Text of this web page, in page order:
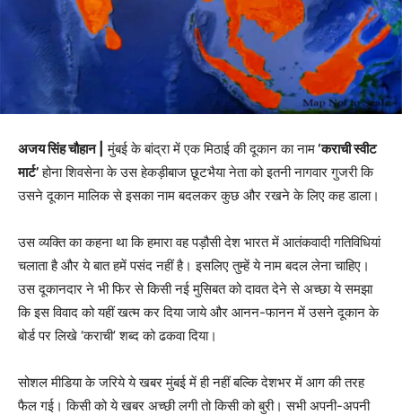
अजय सिंह चौहान | मुंबई के बांद्रा में एक मिठाई की दूकान का नाम‘कराची स्वीट
मार्ट’होना शिवसेना के उस हेकड़ीबाज छूटभैया नेता को इतनी नागवार गुजरी कि
उसने दूकान मालिक से इसका नाम बदलकर कुछ और रखने के लिए कह डाला।
उस व्यक्ति का कहना था कि हमारा वह पड़ौसी देश भारत में आतंकवादी गतिविधियां
चलाता है और ये बात हमें पसंद नहीं है। इसलिए तुम्हें ये नाम बदल लेना चाहिए।
उस दूकानदार ने भी फिर से किसी नई मुसिबत को दावत देने से अच्छा ये समझा
कि इस विवाद को यहीं खत्म कर दिया जाये और आनन-फानन में उसने दूकान के
बोर्ड पर लिखे ‘कराची’ शब्द को ढकवा दिया।
सोशल मीडिया के जरिये ये खबर मुंबई में ही नहीं बल्कि देशभर में आग की तरह
फैल गई। किसी को ये खबर अच्छी लगी तो किसी को बुरी। सभी अपनी-अपनी